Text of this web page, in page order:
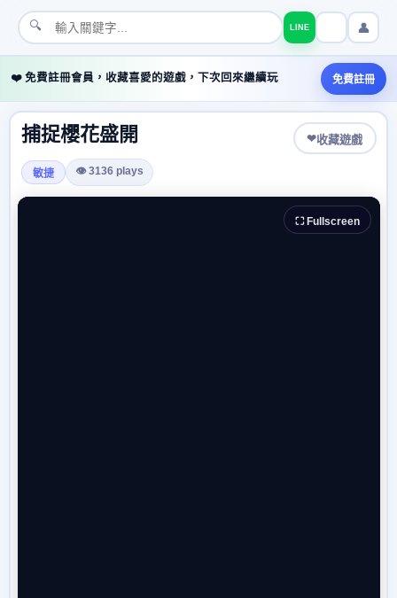
🔍 LINE 👤
❤️ 免費註冊會員，收藏喜愛的遊戲，下次回來繼續玩 免費註冊
捕捉櫻花盛開 ❤收藏遊戲
敏捷 👁 3136 plays
⛶ Fullscreen